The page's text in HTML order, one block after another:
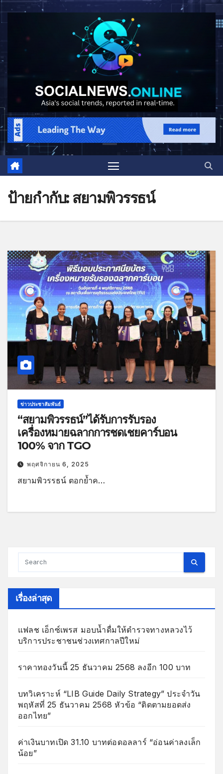
ป้ายกำกับ:สยามพิวรรธน์
ข่าวประชาสัมพันธ์
“สยามพิวรรธน์”ได้รับการรับรอง
เครื่องหมายฉลากการชดเชยคาร์บอน
100% จาก TGO
พฤศจิกายน 6, 2025
สยามพิวรรธน์ ตอกย้ำค…
เรื่องล่าสุด
แฟลช เอ็กซ์เพรส มอบน้ำดื่มให้ตำรวจทางหลวงไว้
บริการประชาชนช่วงเทศกาลปีใหม่
ราคาทองวันนี้ 25 ธันวาคม 2568 ลงอีก 100 บาท
บทวิเคราะห์ “LIB Guide Daily Strategy” ประจำวัน
พฤหัสที่ 25 ธันวาคม 2568 หัวข้อ “ติดตามยอดส่ง
ออกไทย”
ค่าเงินบาทเปิด 31.10 บาทต่อดอลลาร์ “อ่อนค่าลงเล็ก
น้อย”